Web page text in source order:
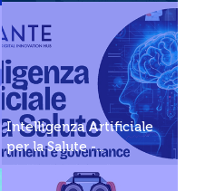
Intelligenza Artificiale
per la Salute -...